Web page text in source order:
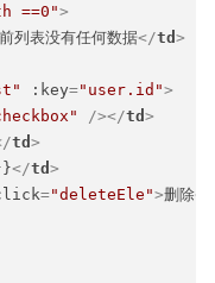
==0">
列表没有任何数据</td >
:key="user.id">
/></td >
td >
</td >
="deleteEle">删除</